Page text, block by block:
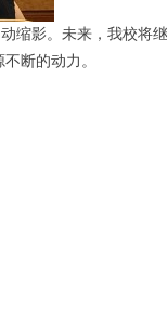
缩影。未来，我校将
断的动力。